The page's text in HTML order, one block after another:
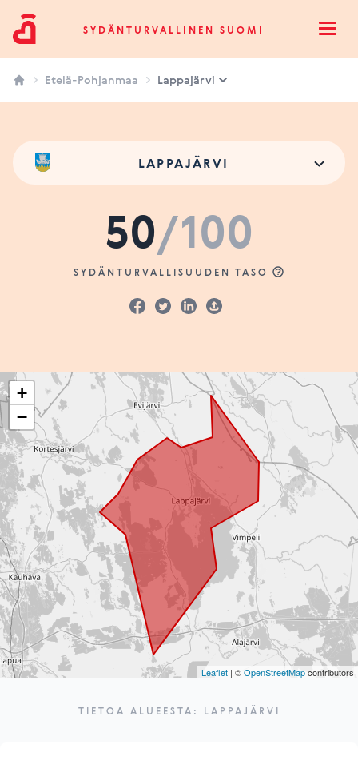
Sydänturvallinen SuomiSYDÄNTURVALLINEN SUOMI
Etelä-Pohjanmaa Lappajärvi
LAPPAJÄRVI
50/100
SYDÄNTURVALLISUUDEN TASO
+
−
Leaflet | ©OpenStreetMapcontributors
TIETOA ALUEESTA: LAPPAJÄRVI